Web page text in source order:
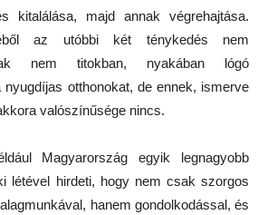
kitalálása, majd annak végrehajtása.
az utóbbi két ténykedés nem
nem titokban, nyakában lógó
nyugdíjas otthonokat, de ennek, ismerve
valószínűsége nincs.
Magyarország egyik legnagyobb
létével hirdeti, hogy nem csak szorgos
hanem gondolkodással, és